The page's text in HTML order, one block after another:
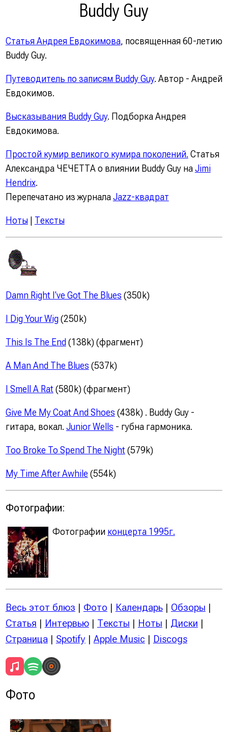
Buddy Guy
Статья Андрея Евдокимова, посвященная 60-летию
Buddy Guy.
Путеводитель по записям Buddy Guy. Автор - Андрей
Евдокимов.
Высказывания Buddy Guy. Подборка Андрея
Евдокимова.
Простой кумир великого кумира поколений. Статья
Александра ЧЕЧЕТТА о влиянии Buddy Guy наJimi
Hendrix.
Перепечатано из журналаJazz-квадрат
Ноты| Тексты
Damn Right I've Got The Blues (350k)
I Dig Your Wig(250k)
This Is The End (138k)(фрагмент)
A Man And The Blues (537k)
I Smell A Rat(580k)(фрагмент)
Give Me My Coat And Shoes (438k) . Buddy Guy -
гитара, вокал. Junior Wells - губна гармоника.
Too Broke To Spend The Night(579k)
My Time After Awhile (554k)
Фотографии:
Фотографии концерта 1995г.
Весь этот блюз | Фото | Календарь| Обзоры |
Статья | Интервью| Тексты | Ноты | Диски |
Страница| Spotify | Apple Music | Discogs
Фото